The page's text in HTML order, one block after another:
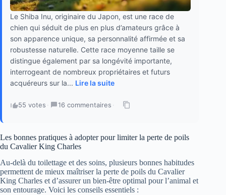
Le Shiba Inu, originaire du Japon, est une race de
chien qui séduit de plus en plus d’amateurs grâce à
son apparence unique, sa personnalité affirmée et sa
robustesse naturelle. Cette race moyenne taille se
distingue également par sa longévité importante,
interrogeant de nombreux propriétaires et futurs
acquéreurs sur la... Lire la suite
55 votes · 16 commentaires ·
Les bonnes pratiques à adopter pour limiter la perte de poils
du Cavalier King Charles
Au-delà du toilettage et des soins, plusieurs bonnes habitudes
permettent de mieux maîtriser la perte de poils du Cavalier
King Charles et d’assurer un bien-être optimal pour l’animal et
son entourage. Voici les conseils essentiels :